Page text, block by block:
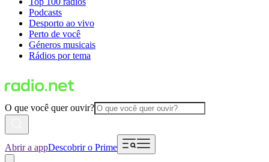
Podcasts
Desporto ao vivo
Perto de você
Géneros musicais
Rádios por tema
O que você quer ouvir?
Abrir a appDescobrir o Prime